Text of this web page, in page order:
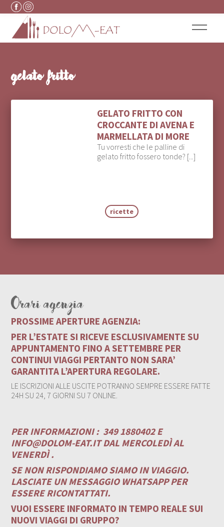
Vai al contenuto
gelato fritto
GELATO FRITTO CON
CROCCANTE DI AVENA E
MARMELLATA DI MORE
Tu vorresti che le palline di
gelato fritto fossero tonde? [...]
ricette
Orari agenzia
PROSSIME APERTURE AGENZIA:
PER L’ESTATE SI RICEVE ESCLUSIVAMENTE SU
APPUNTAMENTO FINO A SETTEMBRE PER
CONTINUI VIAGGI PERTANTO NON SARA’
GARANTITA L’APERTURA REGOLARE.
LE ISCRIZIONI ALLE USCITE POTRANNO SEMPRE ESSERE FATTE
24H SU 24, 7 GIORNI SU 7 ONLINE.
PER INFORMAZIONI : 349 1880402 E
INFO@DOLOM-EAT.ITDAL MERCOLEDÌ AL
VENERDÌ .
SE NON RISPONDIAMO SIAMO IN VIAGGIO.
LASCIATE UN MESSAGGIO WHATSAPP PER
ESSERE RICONTATTATI.
VUOI ESSERE INFORMATO IN TEMPO REALE SUI
NUOVI VIAGGI DI GRUPPO?